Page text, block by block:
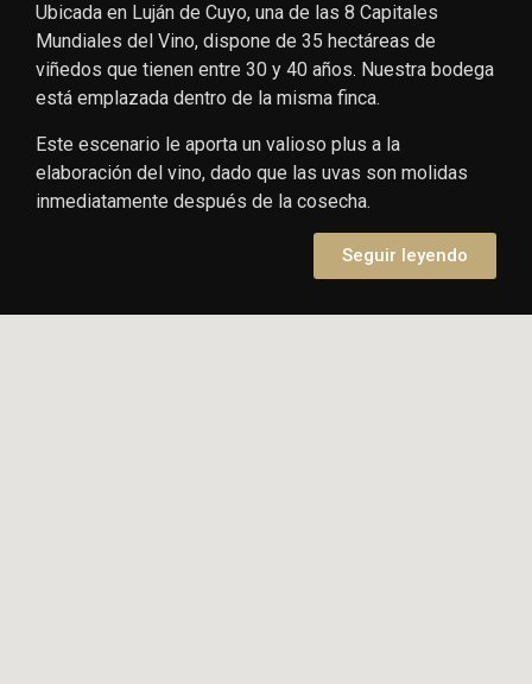
Ubicada en Luján de Cuyo, una de las 8 Capitales
Mundiales del Vino, dispone de 35 hectáreas de
viñedos que tienen entre 30 y 40 años. Nuestra bodega
está emplazada dentro de la misma finca.
Este escenario le aporta un valioso plus a la
elaboración del vino, dado que las uvas son molidas
inmediatamente después de la cosecha.
Seguir leyendo